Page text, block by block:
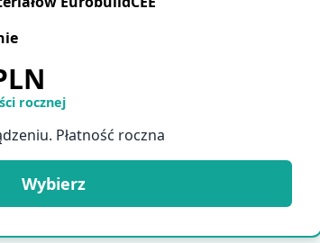
rocznej
Płatność roczna
Wybierz